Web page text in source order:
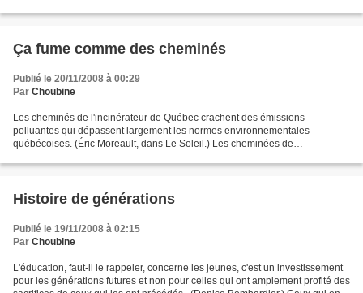
Ça fume comme des cheminés
Publié le 20/11/2008 à 00:29
Par Choubine
Les cheminés de l'incinérateur de Québec crachent des émissions
polluantes qui dépassent largement les normes environnementales
québécoises. (Éric Moreault, dans Le Soleil.) Les cheminées de
Histoire de générations
Publié le 19/11/2008 à 02:15
Par Choubine
L'éducation, faut-il le rappeler, concerne les jeunes, c'est un investissement
pour les générations futures et non pour celles qui ont amplement profité des